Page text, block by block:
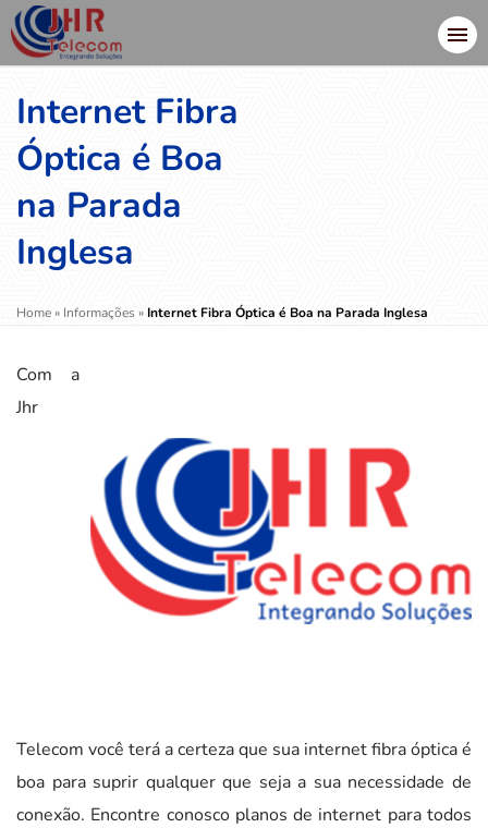
Internet Fibra
Óptica é Boa
na Parada
Inglesa
Home» Informações» Internet Fibra Óptica é Boa na Parada Inglesa
Com a
Jhr
Telecom você terá a certeza que sua internet fibra óptica é
boa para suprir qualquer que seja a sua necessidade de
conexão. Encontre conosco planos de internet para todos